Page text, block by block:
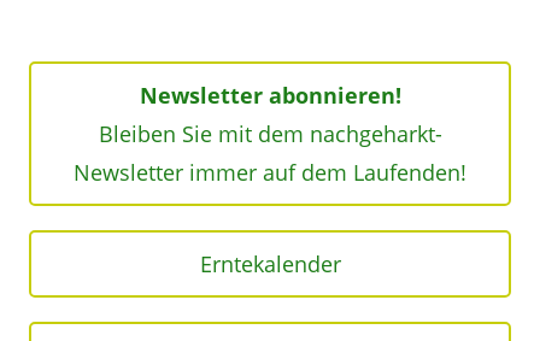
Newsletter abonnieren!
Bleiben Sie mit dem nachgeharkt-
Newsletter immer auf dem Laufenden!
Erntekalender